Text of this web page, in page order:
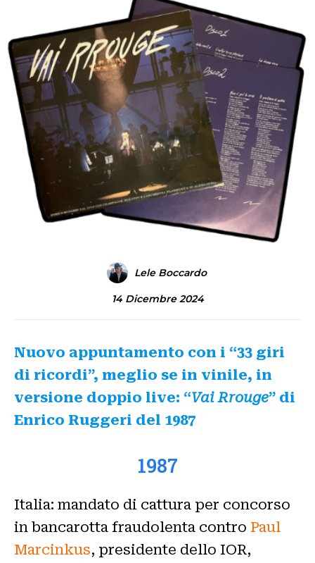
Lele Boccardo
14 Dicembre 2024
Nuovo appuntamento con i “33 giri
di ricordi”, meglio se in vinile, in
versione doppio live: “Vai Rrouge” di
Enrico Ruggeri del 1987
1987
Italia: mandato di cattura per concorso
in bancarotta fraudolenta contro Paul
Marcinkus, presidente dello IOR,